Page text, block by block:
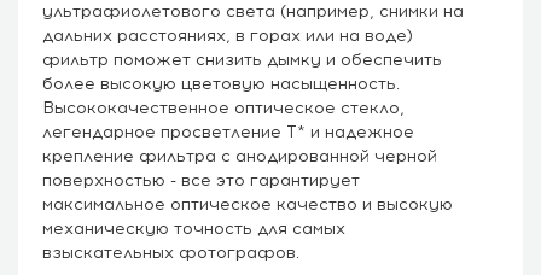
ультрафиолетового света (например, снимки на
дальних расстояниях, в горах или на воде)
фильтр поможет снизить дымку и обеспечить
более высокую цветовую насыщенность.
Высококачественное оптическое стекло,
легендарное просветление Т* и надежное
крепление фильтра с анодированной черной
поверхностью - все это гарантирует
максимальное оптическое качество и высокую
механическую точность для самых
взыскательных фотографов.